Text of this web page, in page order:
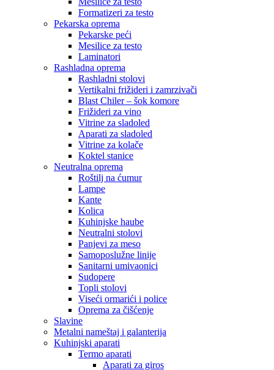
Formatizeri za testo
Pekarska oprema
Pekarske peći
Mesilice za testo
Laminatori
Rashladna oprema
Rashladni stolovi
Vertikalni frižideri i zamrzivači
Blast Chiler – šok komore
Frižideri za vino
Vitrine za sladoled
Aparati za sladoled
Vitrine za kolače
Koktel stanice
Neutralna oprema
Roštilj na ćumur
Lampe
Kante
Kolica
Kuhinjske haube
Neutralni stolovi
Panjevi za meso
Samoposlužne linije
Sanitarni umivaonici
Sudopere
Topli stolovi
Viseći ormarići i police
Oprema za čišćenje
Slavine
Metalni nameštaj i galanterija
Kuhinjski aparati
Termo aparati
Aparati za giros